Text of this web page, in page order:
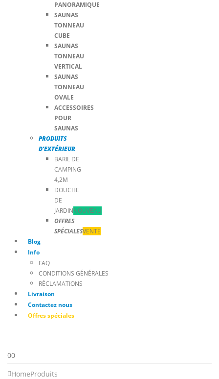
PANORAMIQUE
SAUNAS
TONNEAU
CUBE
SAUNAS
TONNEAU
VERTICAL
SAUNAS
TONNEAU
OVALE
ACCESSOIRES
POUR
SAUNAS
PRODUITS
D’EXTÉRIEUR
BARIL DE
CAMPING
4,2M
DOUCHE
DE
JARDINNOUVEAU
OFFRES
SPÉCIALESVENTE
Blog
Info
FAQ
CONDITIONS GÉNÉRALES
RÉCLAMATIONS
Livraison
Contactez nous
Offres spéciales
00
HomeProduits